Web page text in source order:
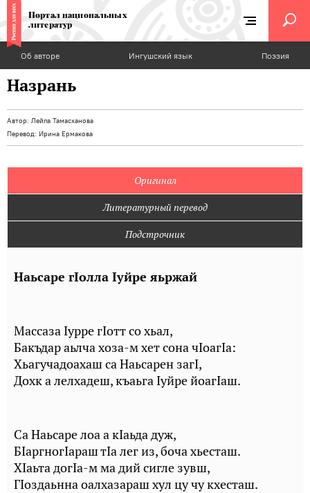
Портал национальных
литератур
Об авторе Ингушский язык Поэзия
Назрань
Автор: Лейла Тамасханова
Перевод: Ирина Ермакова
Оригинал
Литературный перевод
Подстрочник
Наьсаре гIолла Iуйре яьржай
Массаза Iурре гIотт со хьал,
Бакъдар аьлча хоза-м хет сона чIоагIа:
Хьагучадоахаш са Наьсарен загI,
Дохк а лелхадеш, къаьга Iуйре йоагIаш.
Са Наьсаре лоа а кIаьда дуж,
БIаргногIараш тIа лег из, боча хьесташ.
ХIаьта догIа-м ма дий сигле зувш,
ГIоздаьнна оалхазараш хул цу чу кхесташ.